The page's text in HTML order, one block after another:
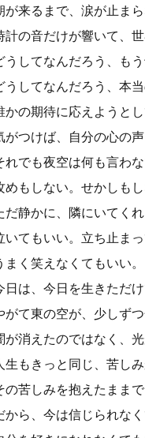
が来るまで、涙が止まら
計の音だけが響いて、
うしてなんだろう、も
うしてなんだろう、本
かの期待に応えようと
がつけば、自分の心の
れでも夜空は何も言わな
めもしない。せかしもし
だ静かに、隣にいてくれ
いてもいい。立ち止まっ
まく笑えなくてもいい。
日は、今日を生きただ
がて東の空が、少しずつ
が消えたのではなく、光
生もきっと同じ、苦し
の苦しみを抱えたまま
から、今は信じられなく